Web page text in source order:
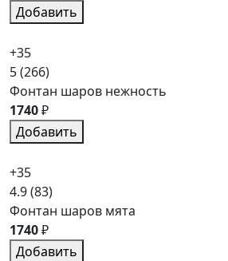
Добавить
+35
5(266)
Фонтан шаров нежность
1740₽
Добавить
+35
4.9(83)
Фонтан шаров мята
1740₽
Добавить